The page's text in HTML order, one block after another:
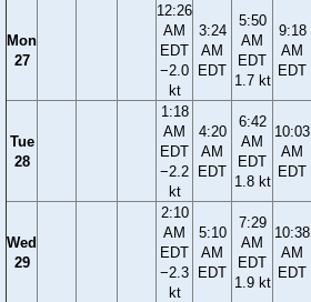
Mon
27
12:26
AM
EDT
−2.0
kt
3:24
AM
EDT
5:50
AM
EDT
1.7 kt
9:18
AM
EDT
Tue
28
1:18
AM
EDT
−2.2
kt
4:20
AM
EDT
6:42
AM
EDT
1.8 kt
10:03
AM
EDT
Wed
29
2:10
AM
EDT
−2.3
kt
5:10
AM
EDT
7:29
AM
EDT
1.9 kt
10:38
AM
EDT